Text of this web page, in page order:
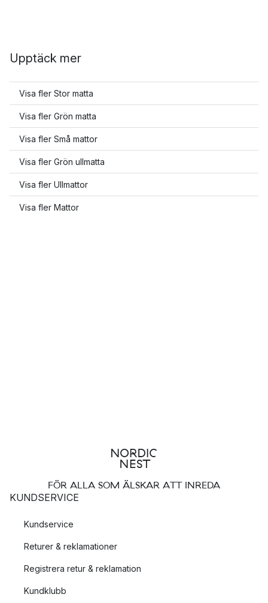
Upptäck mer
Visa fler Stor matta
Visa fler Grön matta
Visa fler Små mattor
Visa fler Grön ullmatta
Visa fler Ullmattor
Visa fler Mattor
FÖR ALLA SOM ÄLSKAR ATT INREDA
KUNDSERVICE
Kundservice
Returer & reklamationer
Registrera retur & reklamation
Kundklubb